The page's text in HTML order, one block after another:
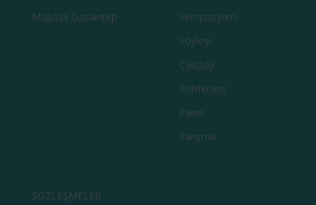
Mağaza Gaziantep
Sempozyum
Söyleşi
Çalıştay
Konferans
Panel
Yarışma
SÖZLEŞMELER